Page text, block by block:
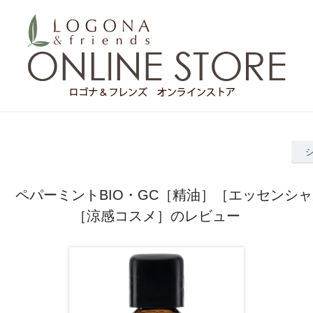
ペパーミントBIO・GC［精油］［エッセンシャ
［涼感コスメ］のレビュー